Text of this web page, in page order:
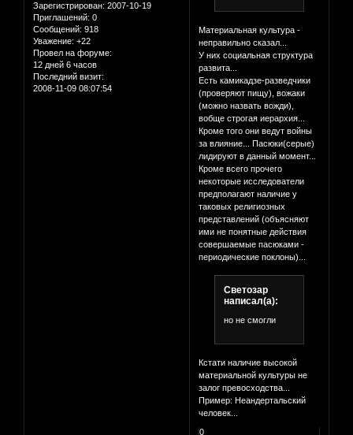
Зарегистрирован: 2007-10-19
Приглашений: 0
Сообщений: 918
Уважение: +22
Провел на форуме:
12 дней 6 часов
Последний визит:
2008-11-09 08:07:54
Материальная культура -
неправильно сказал...
У них социальная структура
развита...
Есть камикадзе-разведчики
(проверяют пищу), вожаки
(можно назвать вожди),
вобще строгая иерархия...
Кроме того они ведут войны
за влияние... Пасюки(серые)
лидируют в данный момент...
Кроме всего прочего
некоторые исследователи
предполагают наличие у
таковых религиозных
представлений (объясняют
ими не понятные действия
совершаемые пасюками -
периодические поклоны)...
Светозар
написал(а):
но не смогли
Кстати наличие высокой
материальной культуры не
залог превосходства...
Пример: Неандертальский
человек...
0